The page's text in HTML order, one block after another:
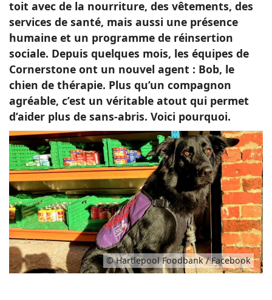
toit avec de la nourriture, des vêtements, des
services de santé, mais aussi une présence
humaine et un programme de réinsertion
sociale. Depuis quelques mois, les équipes de
Cornerstone ont un nouvel agent : Bob, le
chien de thérapie. Plus qu’un compagnon
agréable, c’est un véritable atout qui permet
d’aider plus de sans-abris. Voici pourquoi.
© Hartlepool Foodbank / Facebook